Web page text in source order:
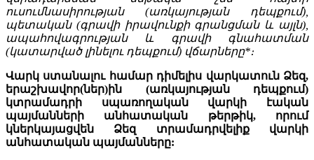
ուսումնասիրության (առկայության դեպքում),
պետական (գրավի իրավունքի գրանցման և այլն),
ապահովագրության և գրավի գնահատման
(կատարված լինելու դեպքում) վճարները*։
Վարկ ստանալու համար դիմելիս վարկատուն Ձեզ,
երաշխավոր(ներ)ին (առկայության դեպքում)
կտրամադրի սպառողական վարկի էական
պայմանների անհատական թերթիկ, որում
կներկայացվեն Ձեզ տրամադրվելիք վարկի
անհատական պայմանները: